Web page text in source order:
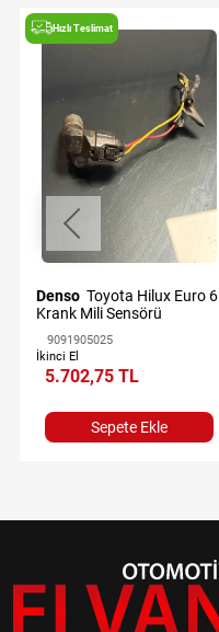
Hızlı Teslimat
Denso Toyota Hilux Euro 6
Krank Mili Sensörü
9091905025
İkinci El
5.702,75 TL
Sepete Ekle